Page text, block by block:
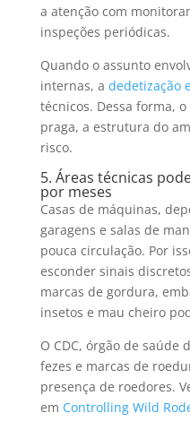
a atenção com
inspeções periódicas.
Quando o assunto
internas, a dedetização
técnicos. Dessa forma,
praga, a estrutura do
risco.
5. Áreas técnicas
por meses
Casas de máquinas,
garagens e salas de
pouca circulação. Por
esconder sinais
marcas de gordura,
insetos e mau cheiro
O CDC, órgão de saúde
fezes e marcas de
presença de roedores.
em Controlling Wild